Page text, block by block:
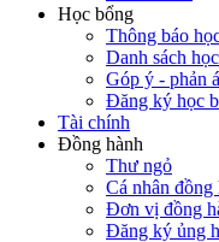
Học bổng
Thông báo
Danh sách
Góp ý - phản
Đăng ký học
Tài chính
Đồng hành
Thư ngỏ
Cá nhân đồng
Đơn vị đồng
Đăng ký ủng